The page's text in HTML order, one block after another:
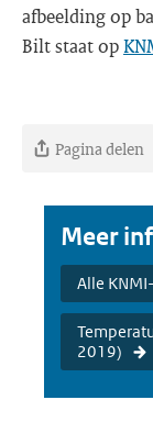
afbeelding op
Bilt staat op
Pagina delen
Meer
Alle
2019)